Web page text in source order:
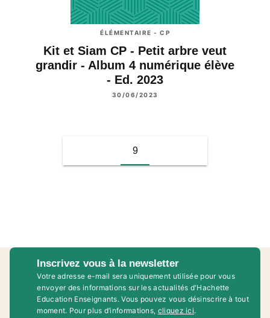
ÉLÉMENTAIRE - CP
Kit et Siam CP - Petit arbre veut
grandir - Album 4 numérique élève
- Ed. 2023
30/06/2023
9
Inscrivez vous à la newsletter
Votre adresse e-mail sera uniquement utilisée pour vous
envoyer des informations sur les actualités d'Hachette
Education Enseignants. Vous pouvez vous désinscrire à tout
moment. Pour plus d’informations, cliquez ici.